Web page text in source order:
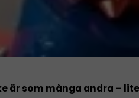
är som många andra –